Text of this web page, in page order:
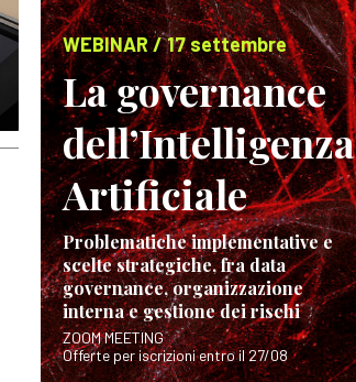
WEBINAR / 17 settembre
La governance
dell’Intelligenza
Artificiale
Problematiche implementative e
scelte strategiche, fra data
governance, organizzazione
interna e gestione dei rischi
ZOOM MEETING
Offerte per iscrizioni entro il 27/08